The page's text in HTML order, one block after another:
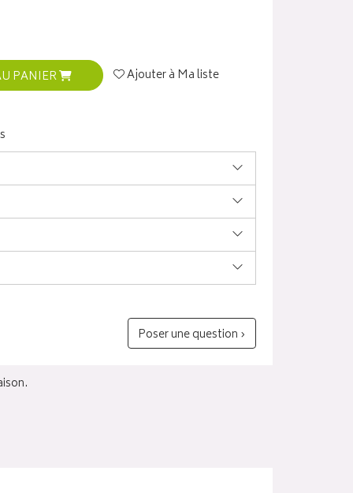
PANIER Ajouter à Ma liste
Poser une question ›